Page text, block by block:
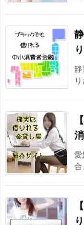
静
愛
合